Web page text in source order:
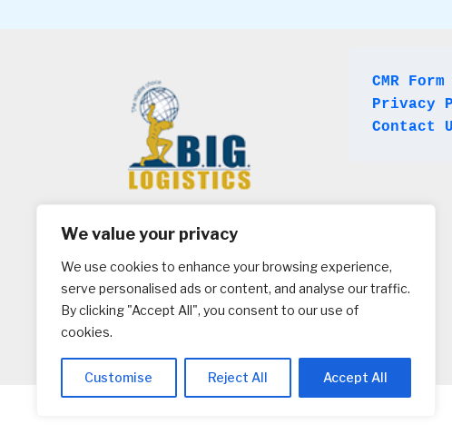
We value your privacy
We use cookies to enhance your browsing experience,
serve personalised ads or content, and analyse our traffic.
By clicking "Accept All", you consent to our use of
cookies.
Customise Reject All Accept All
CMR
Privacy
Contact